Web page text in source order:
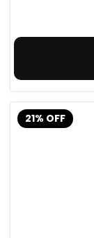
21% OFF